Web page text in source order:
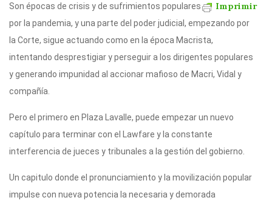
it
te
r
at
s
A
p
e
gr
a
m
c
e
b
o
k
m
p
ar
ti
Imprimir
Son épocas de crisis y de sufrimientos populares
por la pandemia, y una parte del poder judicial, empezando por
la Corte, sigue actuando como en la época Macrista,
intentando desprestigiar y perseguir a los dirigentes populares
y generando impunidad al accionar mafioso de Macri, Vidal y
compañía.
Pero el primero en Plaza Lavalle, puede empezar un nuevo
capítulo para terminar con el Lawfare y la constante
interferencia de jueces y tribunales a la gestión del gobierno.
Un capitulo donde el pronunciamiento y la movilización popular
impulse con nueva potencia la necesaria y demorada